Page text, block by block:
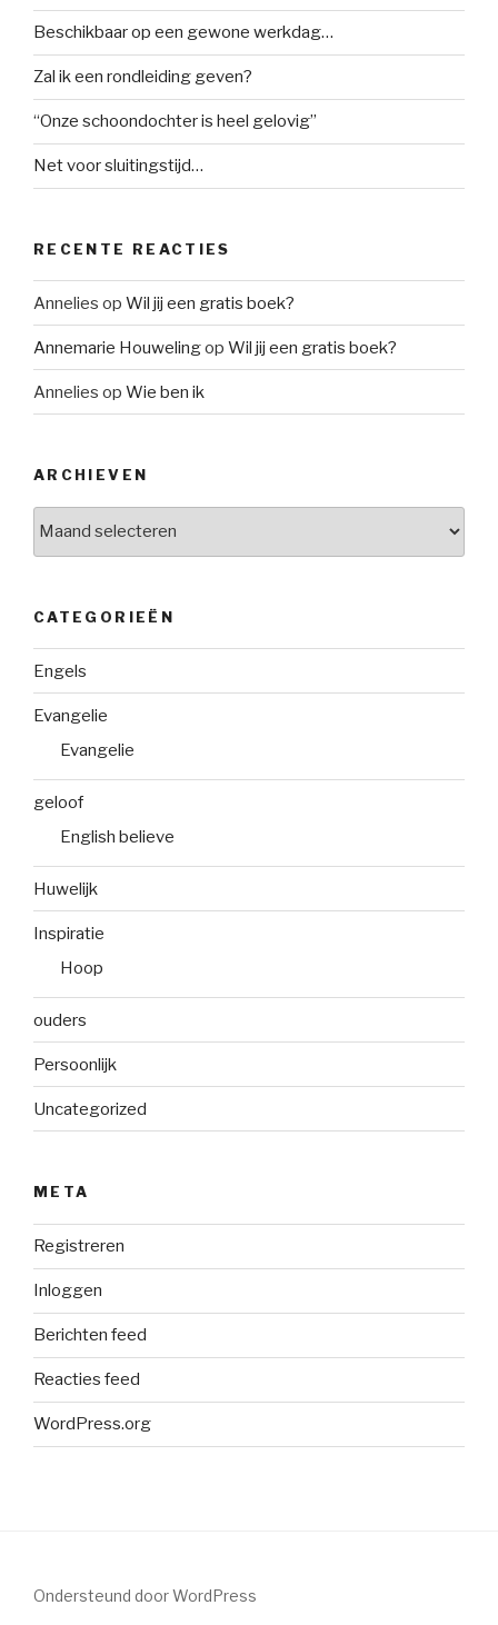
Beschikbaar op een gewone werkdag…
Zal ik een rondleiding geven?
“Onze schoondochter is heel gelovig”
Net voor sluitingstijd…
RECENTE REACTIES
Annelies op Wil jij een gratis boek?
Annemarie Houwelingop Wil jij een gratis boek?
Annelies op Wie ben ik
ARCHIEVEN
CATEGORIEËN
Engels
Evangelie
Evangelie
geloof
English believe
Huwelijk
Inspiratie
Hoop
ouders
Persoonlijk
Uncategorized
META
Registreren
Inloggen
Berichten feed
Reacties feed
WordPress.org
Ondersteund door WordPress